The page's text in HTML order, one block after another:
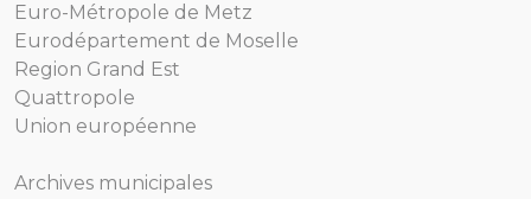
Euro-Métropole de Metz
Eurodépartement de Moselle
Region Grand Est
Quattropole
Union européenne
Archives municipales